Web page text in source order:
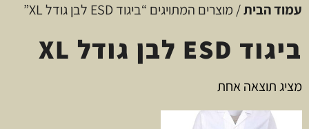
עמוד הבית/ מוצרים המתויגים “ביגוד ESD לבן גודל XL”
ביגוד ESD לבן גודל XL
מציג תוצאה אחת